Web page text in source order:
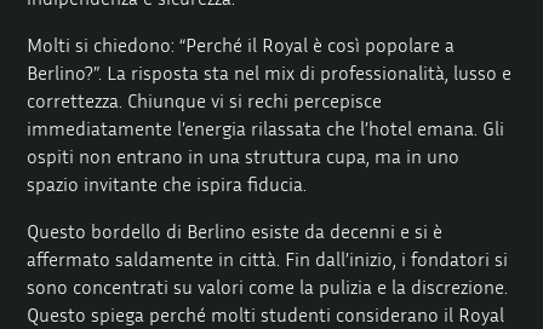
Molti si chiedono: “Perché il Royal è così popolare a
Berlino?”. La risposta sta nel mix di professionalità, lusso e
correttezza. Chiunque vi si rechi percepisce
immediatamente l’energia rilassata che l’hotel emana. Gli
ospiti non entrano in una struttura cupa, ma in uno
spazio invitante che ispira fiducia.
Questo bordello di Berlino esiste da decenni e si è
affermato saldamente in città. Fin dall’inizio, i fondatori si
sono concentrati su valori come la pulizia e la discrezione.
Questo spiega perché molti studenti considerano il Royal